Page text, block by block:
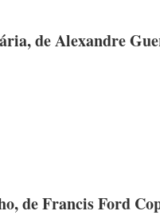
de Alexandre
de Francis Ford